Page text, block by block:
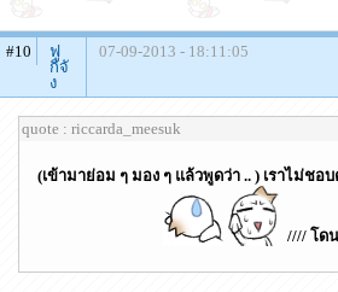
#10
ฟู
กิจั
ง
07-09-2013 - 18:11:05
quote : riccarda_meesuk
(เข้ามาย่อม ๆ มอง ๆ แล้วพูดว่า .. ) เราไม่ชอ
//// โด